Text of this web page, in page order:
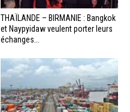
THAÏLANDE – BIRMANIE : Bangkok
et Naypyidaw veulent porter leurs
échanges...